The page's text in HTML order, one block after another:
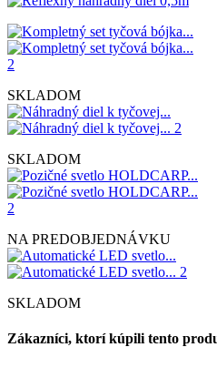
SKLADOM
SKLADOM
NA PREDOBJEDNÁVKU
SKLADOM
Zákazníci, ktorí kúpili tento